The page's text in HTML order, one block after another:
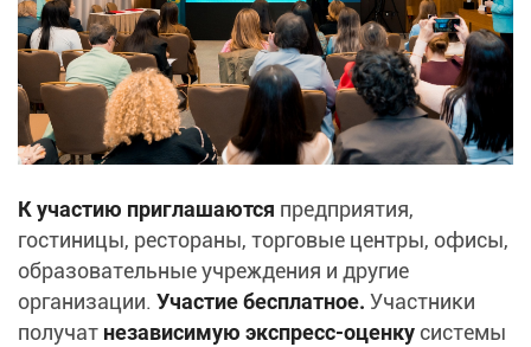
К участию приглашаются предприятия,
гостиницы, рестораны, торговые центры, офисы,
образовательные учреждения и другие
организации. Участие бесплатное. Участники
получат независимую экспресс‑оценку системы